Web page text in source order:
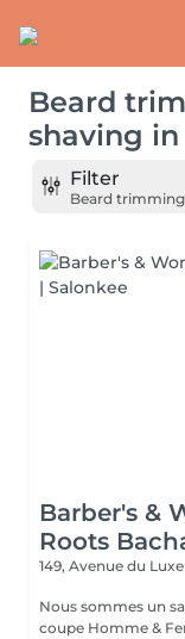
Beard
shaving in
Filter
Beard
Barber's &
Roots
149, Avenue du
Nous sommes un
coupe Homme &